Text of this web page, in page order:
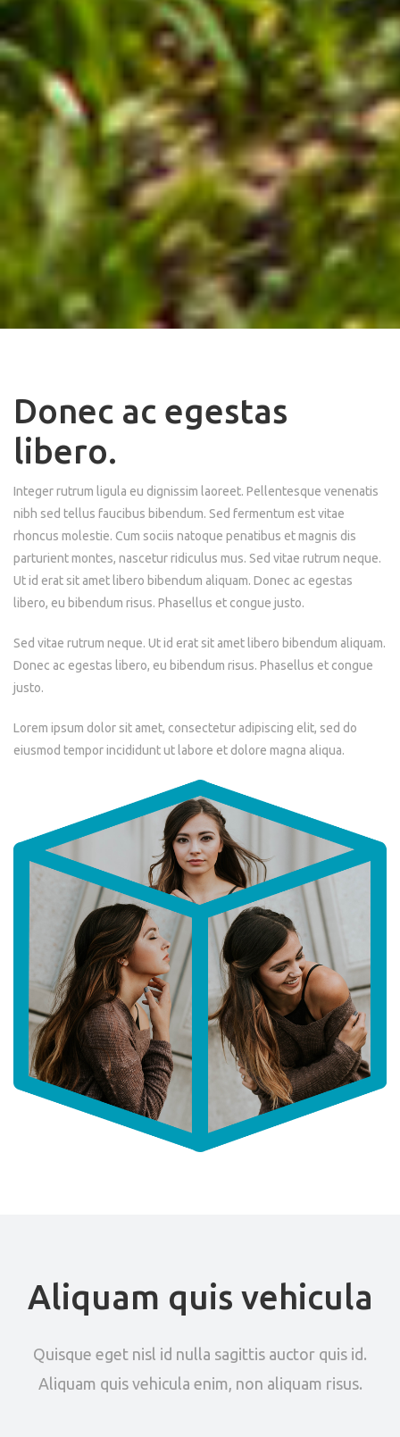
Donec ac egestas
libero.
Integer rutrum ligula eu dignissim laoreet. Pellentesque venenatis
nibh sed tellus faucibus bibendum. Sed fermentum est vitae
rhoncus molestie. Cum sociis natoque penatibus et magnis dis
parturient montes, nascetur ridiculus mus. Sed vitae rutrum neque.
Ut id erat sit amet libero bibendum aliquam. Donec ac egestas
libero, eu bibendum risus. Phasellus et congue justo.
Sed vitae rutrum neque. Ut id erat sit amet libero bibendum aliquam.
Donec ac egestas libero, eu bibendum risus. Phasellus et congue
justo.
Lorem ipsum dolor sit amet, consectetur adipiscing elit, sed do
eiusmod tempor incididunt ut labore et dolore magna aliqua.
Aliquam quis vehicula
Quisque eget nisl id nulla sagittis auctor quis id.
Aliquam quis vehicula enim, non aliquam risus.